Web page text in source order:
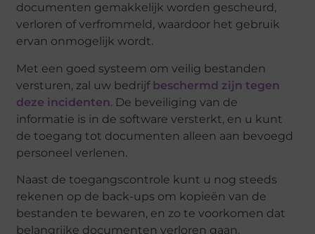
documenten gemakkelijk worden gescheurd,
verloren of verfrommeld, waardoor het gebruik
ervan onmogelijk wordt.
Met een goed systeem om veilig bestanden
versturen, zal uw bedrijf beschermd zijn tegen
deze incidenten. De beveiliging van de
informatie is in de software versterkt, en u kunt
de toegang tot documenten alleen aan bevoegd
personeel verlenen.
Naast de toegangscontrole kunt u nog steeds
rekenen op de back-ups om kopieën van de
bestanden te bewaren, en zo te voorkomen dat
belangrijke documenten verloren gaan.